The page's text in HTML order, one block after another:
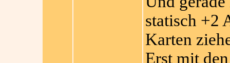
statisch +2
Karten
Erst mit